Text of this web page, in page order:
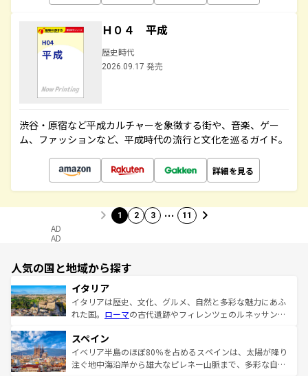
Ｈ０４ 平成
歴史時代
2026.09.17 発売
渋谷・原宿など平成カルチャーを象徴する街や、音楽、ゲー
ム、ファッションなど、平成時代の流行と文化を巡るガイド。
詳細を見る
1 2 3 … 11
AD
AD
人気の国と地域から探す
イタリア
イタリアは歴史、文化、グルメ、自然と多彩な魅力にあふ
れた国。 ローマの古代遺跡やフィレンツェのルネッサンス
ろん、トスカーナの美しい田園風景やアマルフィ海岸の絶
景など、自然景観も見逃せない。観光の合間には、本場の
ピザやパスタなど、絶品のイタリア料理を堪能することも
スペイン
イベリア半島のほぼ80％を占めるスペインは、太陽が降り
注ぐ地中海沿岸から雄大なピレネー山脈まで、多彩な自然